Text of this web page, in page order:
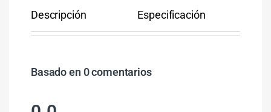
Descripción Especificación
Basado en 0 comentarios